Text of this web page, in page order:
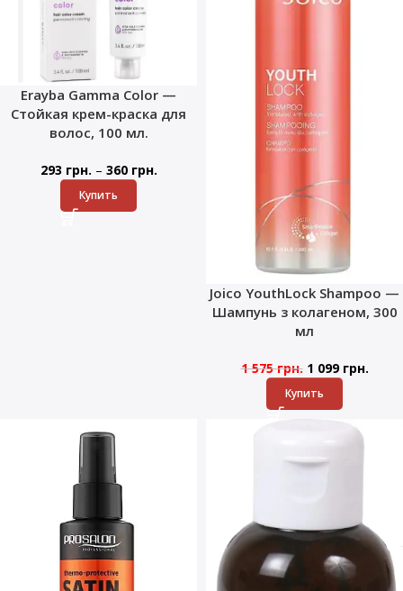
Erayba Gamma Color —
Стойкая крем-краска для
волос, 100 мл.
293 грн. – 360 грн.
Купить
Joico YouthLock Shampoo —
Шампунь з колагеном, 300
мл
1 575грн. 1 099 грн.
Купить